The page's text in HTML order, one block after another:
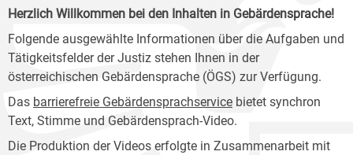
Herzlich Willkommen bei den Inhalten in Gebärdensprache!
Folgende ausgewählte Informationen über die Aufgaben und
Tätigkeitsfelder der Justiz stehen Ihnen in der
österreichischen Gebärdensprache (ÖGS) zur Verfügung.
Das barrierefreie Gebärdensprachservice bietet synchron
Text, Stimme und Gebärdensprach-Video.
Die Produktion der Videos erfolgte in Zusammenarbeit mit